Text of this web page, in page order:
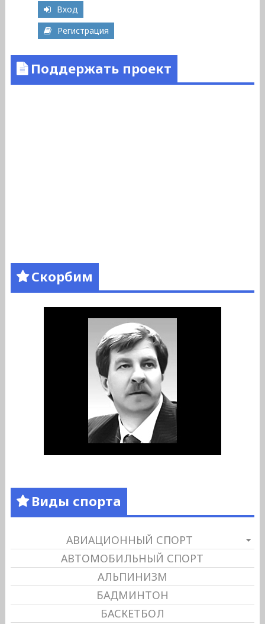
Вход
Регистрация
Поддержать проект
Скорбим
Виды спорта
АВИАЦИОННЫЙ СПОРТ
АВТОМОБИЛЬНЫЙ СПОРТ
АЛЬПИНИЗМ
БАДМИНТОН
БАСКЕТБОЛ